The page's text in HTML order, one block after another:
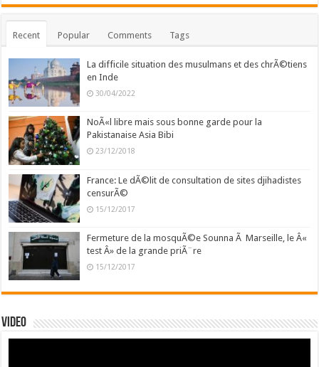
Recent Popular Comments Tags
La difficile situation des musulmans et des chrÃ©tiens
en Inde
30/04/2022
NoÃ«l libre mais sous bonne garde pour la
Pakistanaise Asia Bibi
23/12/2018
France: Le dÃ©lit de consultation de sites djihadistes
censurÃ©
15/12/2017
Fermeture de la mosquÃ©e Sounna Ã Marseille, le Â«
test Â» de la grande priÃ¨re
15/12/2017
Video